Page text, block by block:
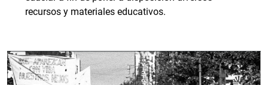
recursos y materiales educativos.